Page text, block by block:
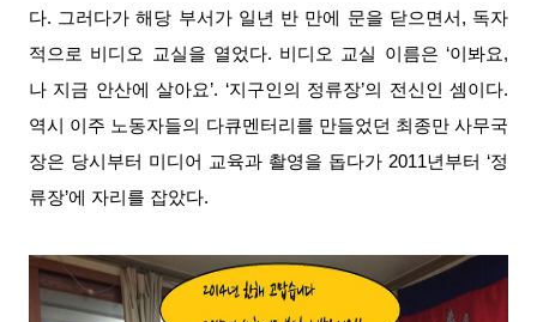
다. 그러다가 해당 부서가 일년 반 만에 문을 닫으면서, 독자
적으로 비디오 교실을 열었다. 비디오 교실 이름은 ‘이봐요,
나 지금 안산에 살아요’. ‘지구인의 정류장’의 전신인 셈이다.
역시 이주 노동자들의 다큐멘터리를 만들었던 최종만 사무국
장은 당시부터 미디어 교육과 촬영을 돕다가 2011년부터 ‘정
류장’에 자리를 잡았다.